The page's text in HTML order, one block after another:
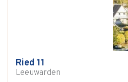
Ried 11
Leeuwarden